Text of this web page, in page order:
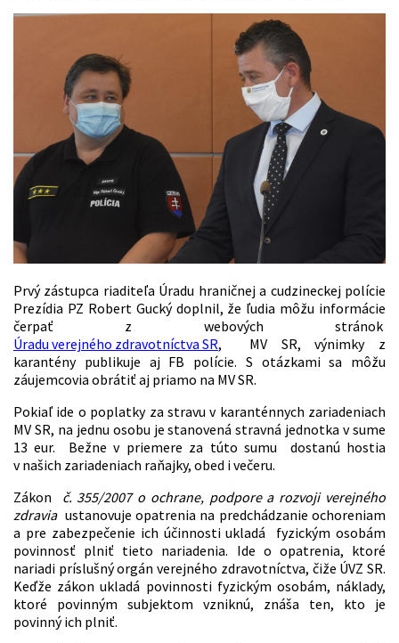
Prvý zástupca riaditeľa Úradu hraničnej a cudzineckej polície
Prezídia PZ Robert Gucký doplnil, že ľudia môžu informácie
čerpať z webových stránok
Úradu verejného zdravotníctva SR, MV SR, výnimky z
karantény publikuje aj FB polície. S otázkami sa môžu
záujemcovia obrátiť aj priamo na MV SR.
Pokiaľ ide o poplatky za stravu v karanténnych zariadeniach
MV SR, na jednu osobu je stanovená stravná jednotka v sume
13 eur. Bežne v priemere za túto sumu dostanú hostia
v našich zariadeniach raňajky, obed i večeru.
Zákon č. 355/2007 o ochrane, podpore a rozvoji verejného
zdravia ustanovuje opatrenia na predchádzanie ochoreniam
a pre zabezpečenie ich účinnosti ukladá fyzickým osobám
povinnosť plniť tieto nariadenia. Ide o opatrenia, ktoré
nariadi príslušný orgán verejného zdravotníctva, čiže ÚVZ SR.
Keďže zákon ukladá povinnosti fyzickým osobám, náklady,
ktoré povinným subjektom vzniknú, znáša ten, kto je
povinný ich plniť.